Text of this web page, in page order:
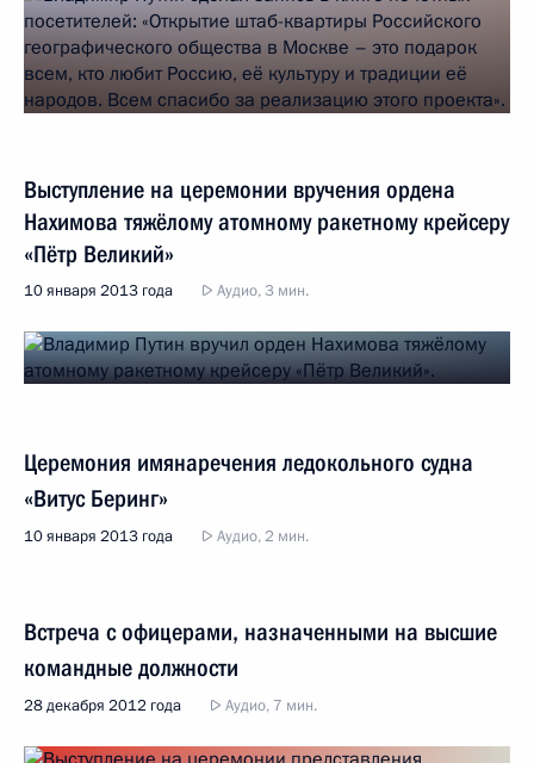
Выступление на церемонии вручения ордена
Нахимова тяжёлому атомному ракетному крейсеру
«Пётр Великий»
10 января 2013 года Аудио, 3 мин.
Церемония имянаречения ледокольного судна
«Витус Беринг»
10 января 2013 года Аудио, 2 мин.
Встреча с офицерами, назначенными на высшие
командные должности
28 декабря 2012 года Аудио, 7 мин.